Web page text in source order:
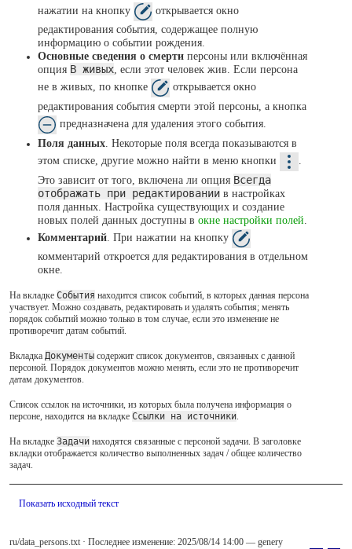
нажатии на кнопку
открывается окно
редактирования события, содержащее полную
информацию о событии рождения.
Основные сведения о смерти персоны или включённая
опция В живых, если этот человек жив. Если персона
не в живых, по кнопке
открывается окно
редактирования события смерти этой персоны, а кнопка
предназначена для удаления этого события.
Поля данных . Некоторые поля всегда показываются в
этом списке, другие можно найти в меню кнопки
Это зависит от того, включена ли опция Всегда
отображать при редактировании в настройках
поля данных. Настройка существующих и создание
новых полей данных доступны в окне настройки полей
Комментарий . При нажатии на кнопку
комментарий откроется для редактирования в отдельном
окне.
На вкладке События находится список событий, в которых данная персона
участвует. Можно создавать, редактировать и удалять события; менять
порядок событий можно только в том случае, если это изменение не
противоречит датам событий.
Вкладка Документы содержит список документов, связанных с данной
персоной. Порядок документов можно менять, если это не противоречит
датам документов.
Список ссылок на источники, из которых была получена информация о
персоне, находится на вкладке Ссылки на источники.
На вкладке Задачи находятся связанные с персоной задачи. В заголовке
вкладки отображается количество выполненных задач / общее количество
задач.
Показать исходный текст
ru/data_persons.txt · Последнее изменение: 2025/08/14 14:00 — genery